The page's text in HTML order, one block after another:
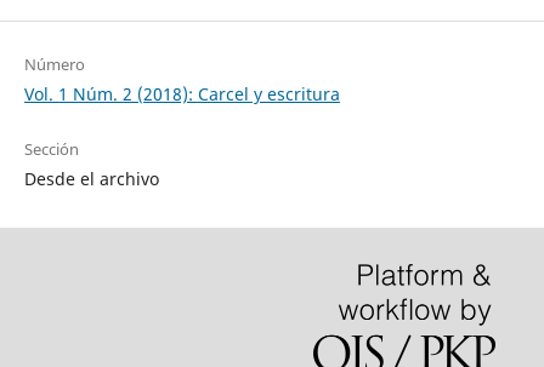
Número
Vol. 1 Núm. 2 (2018): Carcel y escritura
Sección
Desde el archivo